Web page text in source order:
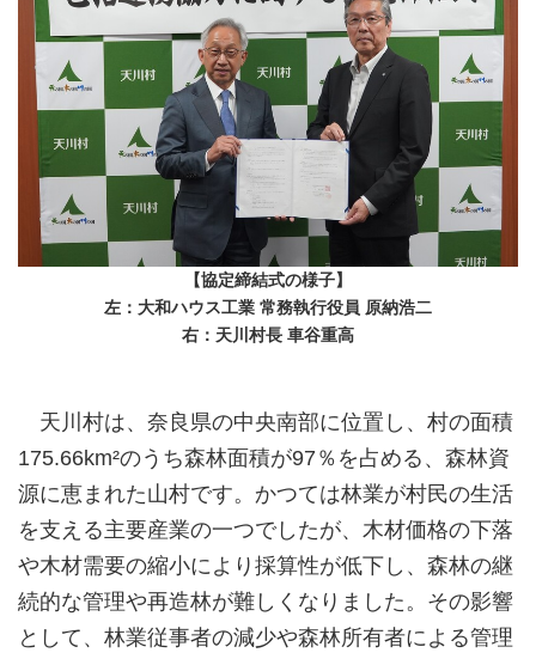
【協定締結式の様子】
左：大和ハウス工業 常務執行役員 原納浩二
右：天川村長 車谷重高
天川村は、奈良県の中央南部に位置し、村の面積
175.66km²のうち森林面積が97％を占める、森林資
源に恵まれた山村です。かつては林業が村民の生活
を支える主要産業の一つでしたが、木材価格の下落
や木材需要の縮小により採算性が低下し、森林の継
続的な管理や再造林が難しくなりました。その影響
として、林業従事者の減少や森林所有者による管理